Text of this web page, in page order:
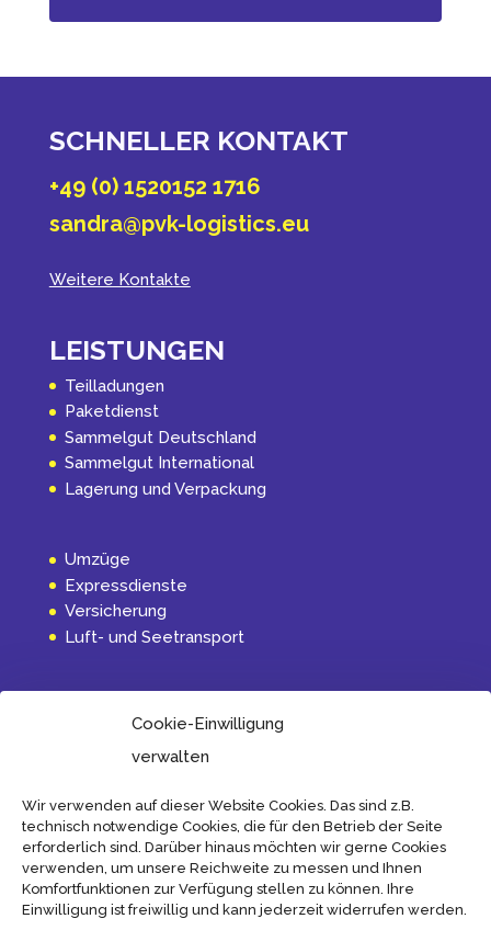
Cookie-Einwilligung
verwalten
Wir verwenden auf dieser Website Cookies. Das sind z.B.
technisch notwendige Cookies, die für den Betrieb der Seite
erforderlich sind. Darüber hinaus möchten wir gerne Cookies
verwenden, um unsere Reichweite zu messen und Ihnen
Komfortfunktionen zur Verfügung stellen zu können. Ihre
Einwilligung ist freiwillig und kann jederzeit widerrufen werden.
SCHNELLER KONTAKT
+49 (0) 1520152 1716
sandra@pvk-logistics.eu
Weitere Kontakte
LEISTUNGEN
Teilladungen
Paketdienst
Sammelgut Deutschland
Sammelgut International
Lagerung und Verpackung
Umzüge
Expressdienste
Versicherung
Luft- und Seetransport
INFORMATION
Aktuelles
Internationalverkehr
Transport und Spediteurbedingungen
Impressum und Bedingungen
Kontakt
Cookie-Richtlinie (EU)